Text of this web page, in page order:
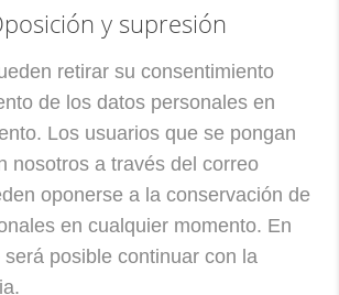
y supresión
retirar su consentimiento
de los datos personales en
Los usuarios que se pongan
nosotros a través del correo
oponerse a la conservación de
en cualquier momento. En
posible continuar con la